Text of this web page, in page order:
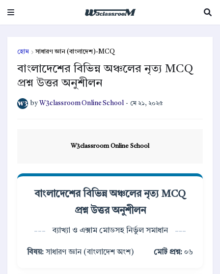
হোম সাধারণ জ্ঞান (বাংলাদেশ)-MCQ
বাংলাদেশের বিভিন্ন অঞ্চলের নৃত্য MCQ
প্রশ্ন উত্তর অনুশীলন
by W3classroom Online School - মে ২১, ২০২৫
W3classroom Online School
বাংলাদেশের বিভিন্ন অঞ্চলের নৃত্য MCQ
প্রশ্ন উত্তর অনুশীলন
ব্যাখ্যা ও এক্সাম মোডসহ নির্ভুল সমাধান
বিষয়: সাধারণ জ্ঞান (বাংলাদেশ অংশ) মোট প্রশ্ন: ০৬